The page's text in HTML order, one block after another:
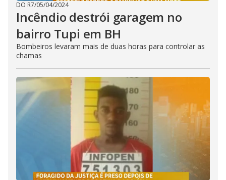
DO R7/05/04/2024
Incêndio destrói garagem no
bairro Tupi em BH
Bombeiros levaram mais de duas horas para controlar as
chamas